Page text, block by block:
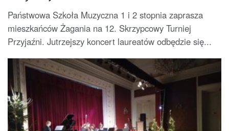
Państwowa Szkoła Muzyczna 1 i 2 stopnia zaprasza
mieszkańców Żagania na 12. Skrzypcowy Turniej
Przyjaźni. Jutrzejszy koncert laureatów odbędzie się...